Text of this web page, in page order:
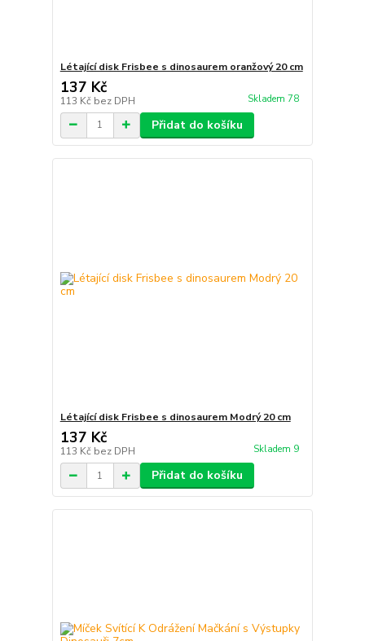
Létající disk Frisbee s dinosaurem oranžový 20 cm
137 Kč
113 Kč bez DPH Skladem 78
Přidat do košíku
Létající disk Frisbee s dinosaurem Modrý 20 cm
137 Kč
113 Kč bez DPH Skladem 9
Přidat do košíku